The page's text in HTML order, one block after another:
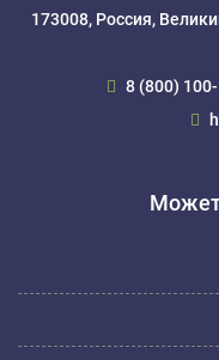
173008, Россия,
8 (800)
Может